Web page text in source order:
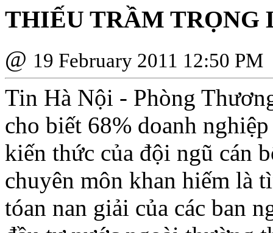
THIẾU TRẦM TRỌNG
@ 19 February 2011 12:50 PM
Tin Hà Nội - Phòng
cho biết 68% doanh
kiến thức của đội ngũ cán
chuyên môn khan hiếm là
tóan nan giải của các ban